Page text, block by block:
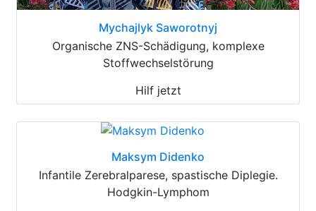
Mychajlyk Saworotnyj
Organische ZNS-Schädigung, komplexe
Stoffwechselstörung
Hilf jetzt
Maksym Didenko
Infantile Zerebralparese, spastische Diplegie.
Hodgkin-Lymphom